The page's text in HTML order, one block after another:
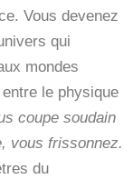
Vous devenez
qui
mondes
le physique
coupe soudain
vous frissonnez.
du